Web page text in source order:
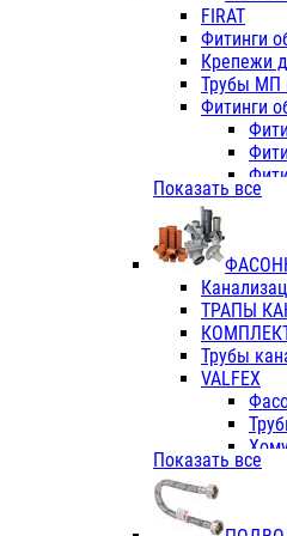
VALFEX
ПК
FIRAT
Фитинги
Крепежи
Трубы МП
Фитинги
TK
Показать все
ТРАПЫ
Трубы
VALFEX
ПВХ
Показать все